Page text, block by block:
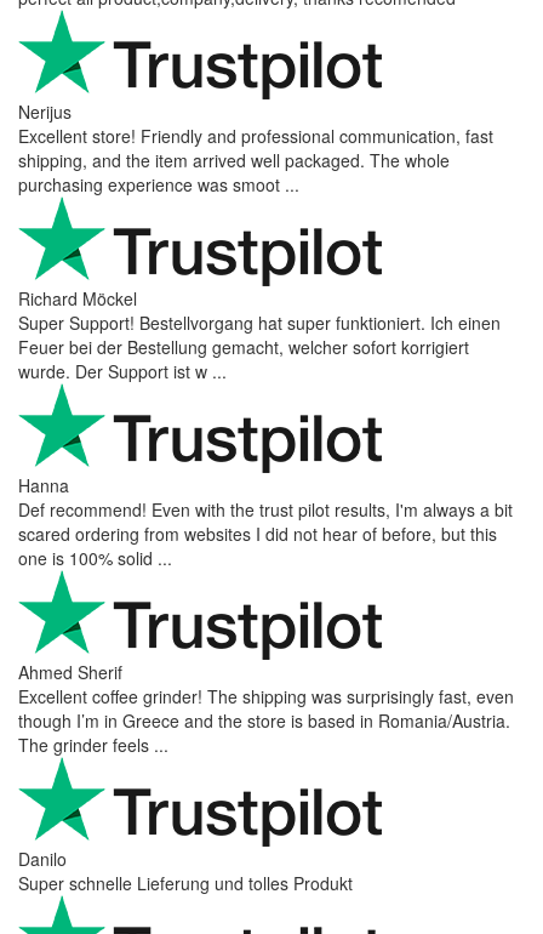
Nerijus
Excellent store! Friendly and professional communication, fast
shipping, and the item arrived well packaged. The whole
purchasing experience was smoot ...
Richard Möckel
Super Support! Bestellvorgang hat super funktioniert. Ich einen
Feuer bei der Bestellung gemacht, welcher sofort korrigiert
wurde. Der Support ist w ...
Hanna
Def recommend! Even with the trust pilot results, I'm always a bit
scared ordering from websites I did not hear of before, but this
one is 100% solid ...
Ahmed Sherif
Excellent coffee grinder! The shipping was surprisingly fast, even
though I’m in Greece and the store is based in Romania/Austria.
The grinder feels ...
Danilo
Super schnelle Lieferung und tolles Produkt